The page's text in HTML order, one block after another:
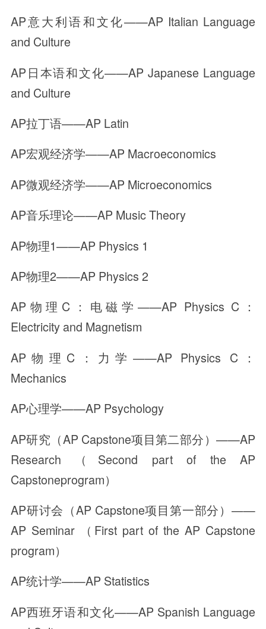
AP意大利语和文化——AP Italian Language
and Culture
AP日本语和文化——AP Japanese Language
and Culture
AP拉丁语——AP Latin
AP宏观经济学——AP Macroeconomics
AP微观经济学——AP Microeconomics
AP音乐理论——AP Music Theory
AP物理1——AP Physics 1
AP物理2——AP Physics 2
AP物理C：电磁学——AP Physics C：
Electricity and Magnetism
AP物理C：力学——AP Physics C：
Mechanics
AP心理学——AP Psychology
AP研究（AP Capstone项目第二部分）——AP
Research （Second part of the AP
Capstoneprogram）
AP研讨会（AP Capstone项目第一部分）——
AP Seminar （First part of the AP Capstone
program）
AP统计学——AP Statistics
AP西班牙语和文化——AP Spanish Language